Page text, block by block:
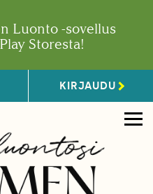
Luonto -sovellus
Storesta!
KIRJAUDU